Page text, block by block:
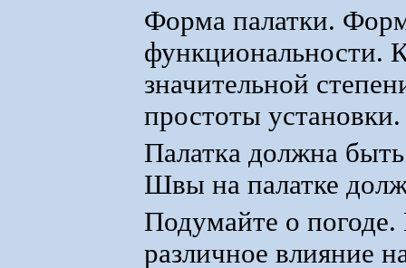
Форма палатки.
функциональности.
значительной
простоты установки.
Палатка должна
Швы на палатке
Подумайте о
различное влияние